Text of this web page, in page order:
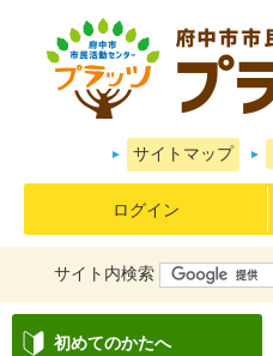
サイトマップ
ログイン
サイト内検索
初めてのかたへ